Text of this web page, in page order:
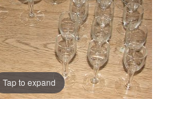
Tap to expand